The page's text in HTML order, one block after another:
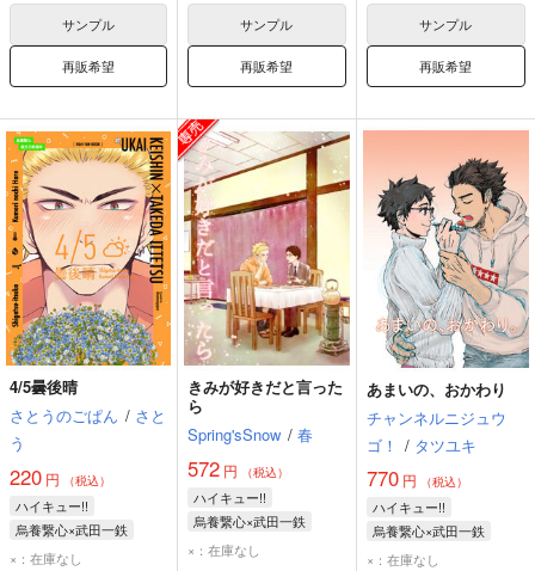
サンプル
再販希望
サンプル
再販希望
サンプル
再販希望
4/5曇後晴
さとうのごぱん / さと
う
220 円 （税込）
ハイキュー!!
烏養繋心×武田一鉄
烏養繋心
×：在庫なし
きみが好きだと言った
ら
Spring'sSnow / 春
572 円 （税込）
ハイキュー!!
烏養繋心×武田一鉄
烏養繋心
×：在庫なし
あまいの、おかわり
チャンネルニジュウ
ゴ！ / タツユキ
770円 （税込）
ハイキュー!!
烏養繋心×武田一鉄
烏養繋心
×：在庫なし